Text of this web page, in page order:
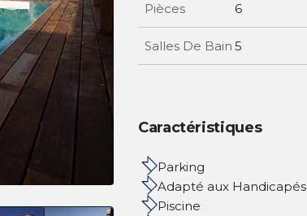
Pièces 6
Salles De Bain 5
Caractéristiques
Parking
Adapté aux Handicapés
Piscine